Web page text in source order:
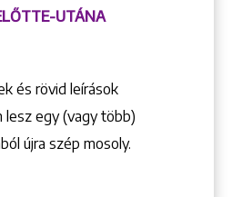
UTÁNA
és rövid leírások
lesz egy (vagy több)
újra szép mosoly.